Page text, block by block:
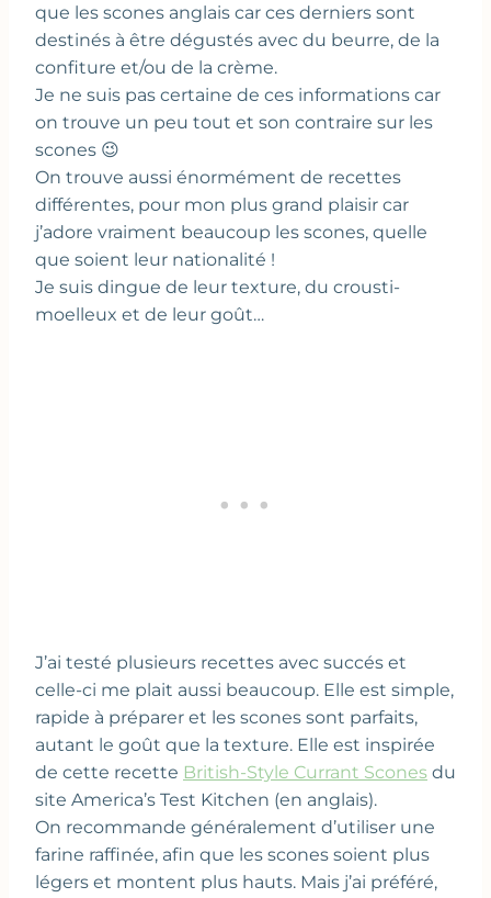
que les scones anglais car ces derniers sont
destinés à être dégustés avec du beurre, de la
confiture et/ou de la crème.
Je ne suis pas certaine de ces informations car
on trouve un peu tout et son contraire sur les
scones 😉
On trouve aussi énormément de recettes
différentes, pour mon plus grand plaisir car
j’adore vraiment beaucoup les scones, quelle
que soient leur nationalité !
Je suis dingue de leur texture, du crousti-
moelleux et de leur goût…
J’ai testé plusieurs recettes avec succés et
celle-ci me plait aussi beaucoup. Elle est simple,
rapide à préparer et les scones sont parfaits,
autant le goût que la texture. Elle est inspirée
de cette recette British-Style Currant Scones du
site America’s Test Kitchen (en anglais).
On recommande généralement d’utiliser une
farine raffinée, afin que les scones soient plus
légers et montent plus hauts. Mais j’ai préféré,